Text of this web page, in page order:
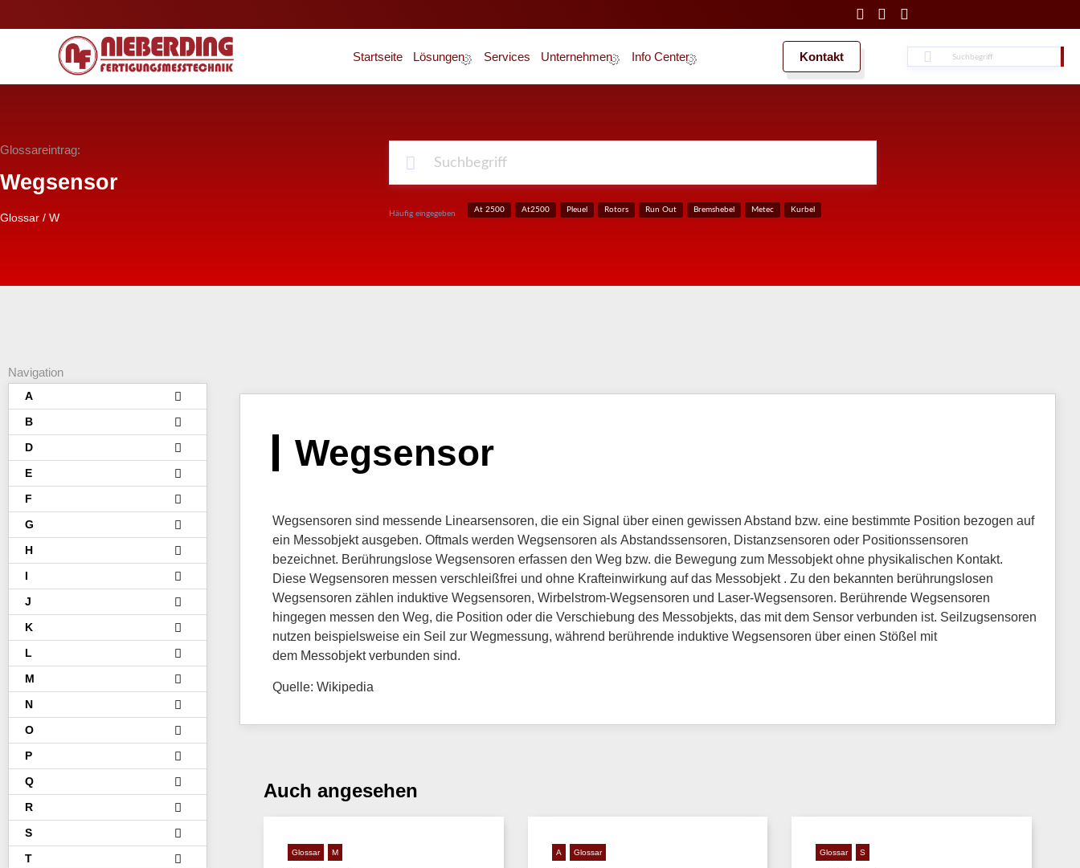
Startseite Lösungen Services
Unternehmen
Über Uns
Info Center
News
Kontakt
Glossareintrag:
Wegsensor
Glossar / W Häufig eingegeben At 2500 At2500 Pleuel Rotors Run Out Bremshebel Metec Kurbel
Navigation
A
B
D
E
F
G
H
I
J
K
L
M
N
O
P
Q
R
S
T
Wegsensor
Wegsensoren sind messende Linearsensoren, die ein Signal über einen gewissen Abstand bzw. eine bestimmte Position bezogen auf
ein Messobjekt ausgeben. Oftmals werden Wegsensoren als Abstandssensoren, Distanzsensoren oder Positionssensoren
bezeichnet. Berührungslose Wegsensoren erfassen den Weg bzw. die Bewegung zum Messobjekt ohne physikalischen Kontakt.
Diese Wegsensoren messen verschleißfrei und ohne Krafteinwirkung auf das Messobjekt . Zu den bekannten berührungslosen
Wegsensoren zählen induktive Wegsensoren, Wirbelstrom-Wegsensoren und Laser-Wegsensoren. Berührende Wegsensoren
hingegen messen den Weg, die Position oder die Verschiebung des Messobjekts, das mit dem Sensor verbunden ist. Seilzugsensoren
nutzen beispielsweise ein Seil zur Wegmessung, während berührende induktive Wegsensoren über einen Stößel mit
dem Messobjekt verbunden sind.
Quelle: Wikipedia
Auch angesehen
Glossar M A Glossar Glossar S